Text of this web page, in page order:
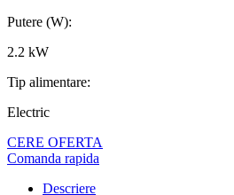
Putere (W):
2.2 kW
Tip alimentare:
Electric
CERE OFERTA
Comanda rapida
Descriere